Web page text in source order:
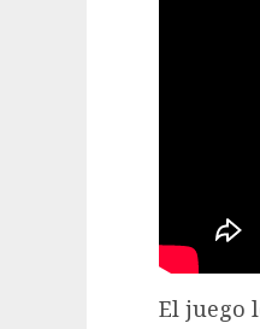
El juego